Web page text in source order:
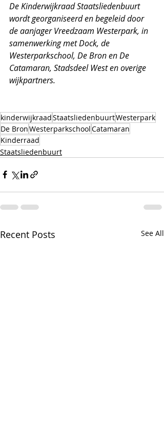
De Kinderwijkraad Staatsliedenbuurt
wordt georganiseerd en begeleid door
de aanjager Vreedzaam Westerpark, in
samenwerking met Dock, de
Westerparkschool, De Bron en De
Catamaran, Stadsdeel West en overige
wijkpartners.
kinderwijkraadStaatsliedenbuurtWesterpark
De BronWesterparkschoolCatamaran
Kinderraad
Staatsliedenbuurt
Recent Posts See All